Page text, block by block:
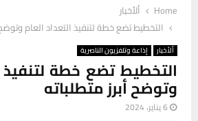
Home
ألأخبار
التخطيط تضع خطة لتنفيذ التعداد العام وتوضح
ألأخبار إذاعة وتلفزيون الناصرية
التخطيط تضع خطة لتنفيذ
وتوضح أبرز متطلباته
6 يناير، 2024